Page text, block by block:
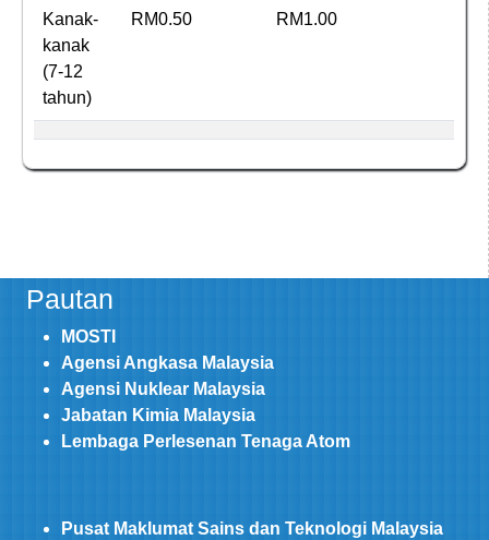
Kanak-
kanak
(7-12
tahun)
RM0.50 RM1.00
Pautan
MOSTI
Agensi Angkasa Malaysia
Agensi Nuklear Malaysia
Jabatan Kimia Malaysia
Lembaga Perlesenan Tenaga Atom
Pusat Maklumat Sains dan Teknologi Malaysia